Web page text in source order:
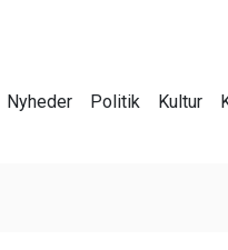
Nyheder Politik Kultur